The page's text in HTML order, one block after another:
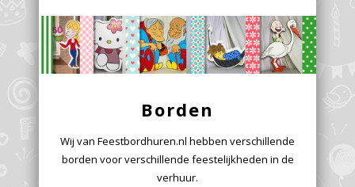
Borden
Wij van Feestbordhuren.nl hebben verschillende
borden voor verschillende feestelijkheden in de
verhuur.